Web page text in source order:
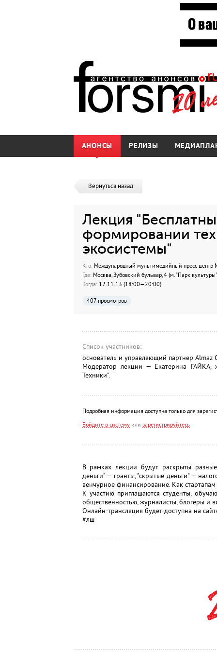
АНОНСЫ РЕЛИЗЫ
Вернуться назад
Лекция
формировании
экосистемы"
Кто:Международный мультимедийный пресс-центр
Где:Москва, Зубовский бульвар, 4 (м. "Парк
Когда:12.11.13 (18:00—20:00)
407 просмотров
Список участников:
основатель и управляющий партнер
Модератор лекции — Екатерина ГАЙКА,
Техники".
Подробная информация доступна только для
Войдите в системуили зарегистрируйтесь
В рамках лекции будут раскрыты
деньги" — гранты, "скрытые деньги" —
венчурное финансирование. Как
К участию приглашаются студенты,
общественностью, журналисты, блогеры и
Онлайн-трансляция будет доступна на
#лш